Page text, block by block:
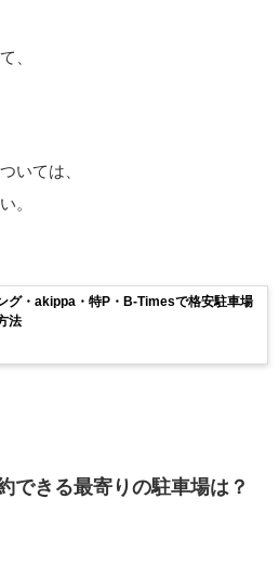
、
いては、
。
グ・akippa・特P・B-Timesで格安駐車場
法
できる最寄りの駐車場は？